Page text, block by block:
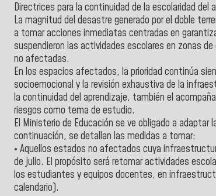
Directrices para la continuidad de la escolaridad del
La magnitud del desastre generado por el doble
a tomar acciones inmediatas centradas en
suspendieron las actividades escolares en zonas
no afectadas.
En los espacios afectados, la prioridad continúa
socioemocional y la revisión exhaustiva de la
la continuidad del aprendizaje, también el
riesgos como tema de estudio.
El Ministerio de Educación se ve obligado a
continuación, se detallan las medidas a tomar:
• Aquellos estados no afectados cuya
de julio. El propósito será retomar actividades
los estudiantes y equipos docentes, en
calendario).